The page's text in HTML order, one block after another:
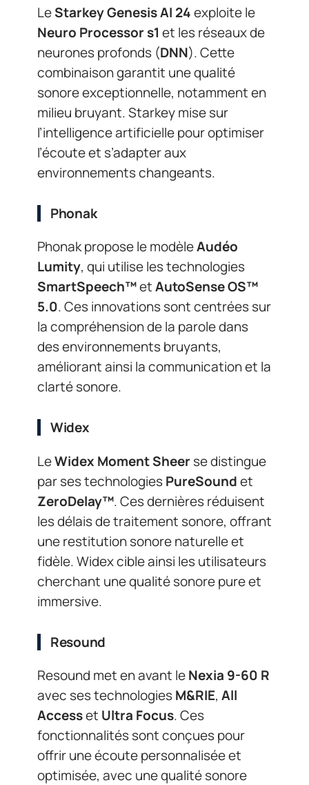
LeStarkey Genesis AI 24exploite le
Neuro Processor s1 et les réseaux de
neurones profonds (DNN). Cette
combinaison garantit une qualité
sonore exceptionnelle, notamment en
milieu bruyant. Starkey mise sur
l’intelligence artificielle pour optimiser
l’écoute et s’adapter aux
environnements changeants.
Phonak
Phonak propose le modèleAudéo
Lumity, qui utilise les technologies
SmartSpeech™etAutoSense OS™
5.0. Ces innovations sont centrées sur
la compréhension de la parole dans
des environnements bruyants,
améliorant ainsi la communication et la
clarté sonore.
Widex
LeWidex Moment Sheerse distingue
par ses technologiesPureSoundet
ZeroDelay™. Ces dernières réduisent
les délais de traitement sonore, offrant
une restitution sonore naturelle et
fidèle. Widex cible ainsi les utilisateurs
cherchant une qualité sonore pure et
immersive.
Resound
Resound met en avant leNexia 9-60 R
avec ses technologiesM&RIE, All
Accesset Ultra Focus. Ces
fonctionnalités sont conçues pour
offrir une écoute personnalisée et
optimisée, avec une qualité sonore